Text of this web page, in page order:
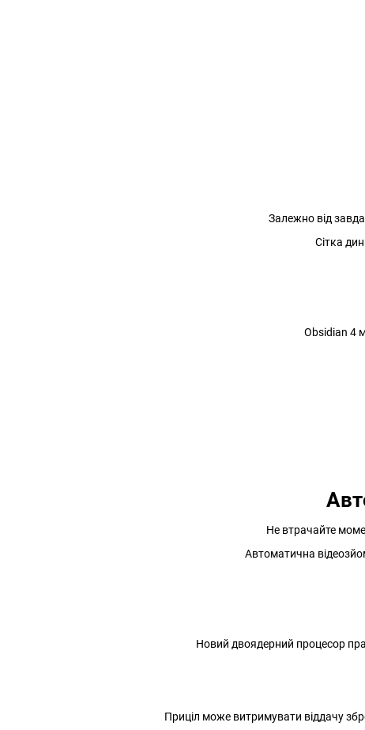
Залежно від
Сітка
Obsidian 4
Не втрачайте
Автоматична
Новий двоядерний процесор
Приціл може витримувати віддачу